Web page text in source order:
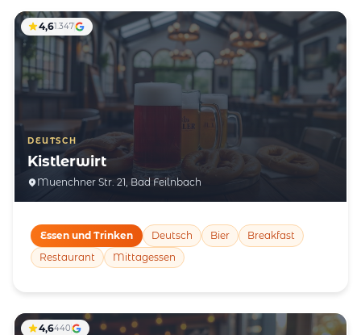
DEUTSCH
Kistlerwirt
Muenchner Str. 21, Bad Feilnbach
4,61.347
Essen und Trinken Deutsch Bier
Breakfast
Restaurant
Mittagessen
4,6440